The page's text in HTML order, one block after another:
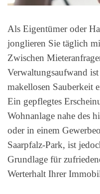
Als Eigentümer oder
jonglieren Sie täglich
Zwischen
Verwaltungsaufwand
makellosen Sauberkeit
Ein gepflegtes
Wohnanlage nahe des
oder in einem
Saarpfalz-Park, ist
Grundlage für
Werterhalt Ihrer